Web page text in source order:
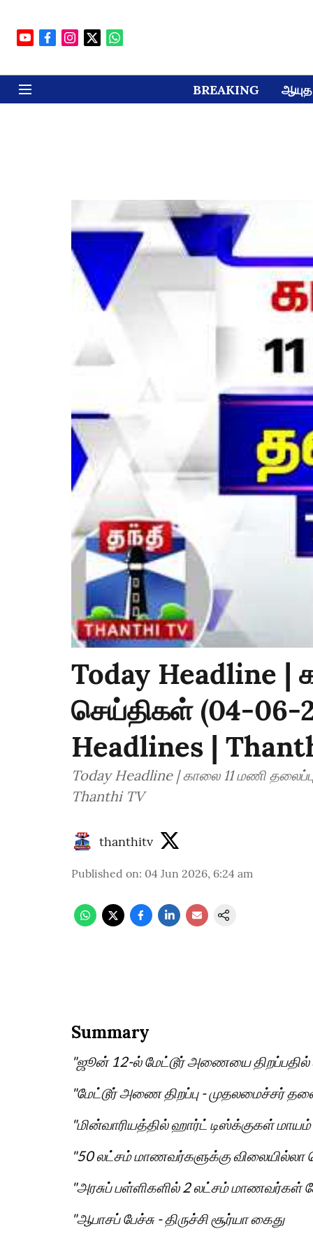
BREAKING ஆயுத
Today Headline |
செய்திகள் (04-06-
Headlines |
Today Headline | காலை 11 மணி
Thanthi TV
thanthitv
Published on: 04 Jun 2026, 6:24 am
Summary
"ஜூன் 12-ல் மேட்டூர் அணையை திறப்பதில்
"மேட்டூர் அணை திறப்பு - முதலமைச்சர்
"மின்வாரியத்தில் ஹார்ட் டிஸ்க்குகள்
"50 லட்சம் மாணவர்களுக்கு விலையில்லா
"அரசுப் பள்ளிகளில் 2 லட்சம் மாணவர்கள்
"ஆபாசப் பேச்சு - திருச்சி சூர்யா கைது